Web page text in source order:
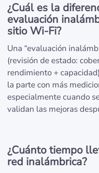
¿Cuál es la
evaluación
sitio Wi‑Fi?
Una “evaluación
(revisión de estado:
rendimiento +
la parte con más
especialmente cuando
validan las mejoras
¿Cuánto tiempo
red inalámbrica?